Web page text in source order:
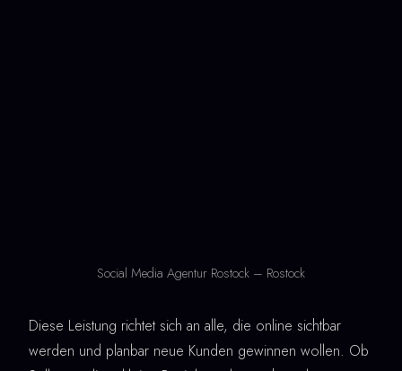
Social Media Agentur Rostock – Rostock
Diese Leistung richtet sich an alle, die online sichtbar
werden und planbar neue Kunden gewinnen wollen. Ob